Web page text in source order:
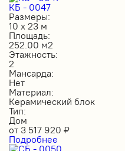
КБ - 0047
Размеры:
10 х 23 м
Площадь:
252.00 м2
Этажность:
2
Мансарда:
Нет
Материал:
Керамический блок
Тип:
Дом
от 3 517 920 ₽
Подробнее